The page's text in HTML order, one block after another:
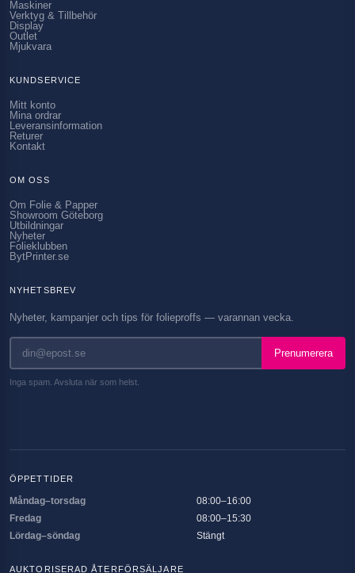
Maskiner
Verktyg & Tillbehör
Display
Outlet
Mjukvara
KUNDSERVICE
Mitt konto
Mina ordrar
Leveransinformation
Returer
Kontakt
OM OSS
Om Folie & Papper
Showroom Göteborg
Utbildningar
Nyheter
Folieklubben
BytPrinter.se
NYHETSBREV
Nyheter, kampanjer och tips för folieproffs — varannan vecka.
Prenumerera
Inga spam. Avsluta när som helst.
ÖPPETTIDER
Måndag–torsdag
08:00–16:00
Fredag
08:00–15:30
Lördag–söndag
Stängt
AUKTORISERAD ÅTERFÖRSÄLJARE